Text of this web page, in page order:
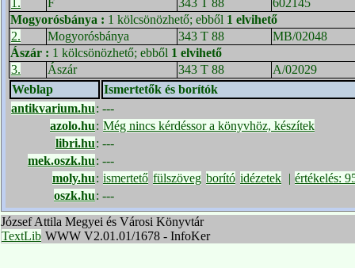
Mogyorósbánya : 1 kölcsönözhető; ebből 1 elvihető
2.
Mogyorósbánya 343 T 88
MB/02048
Ászár : 1 kölcsönözhető; ebből 1 elvihető
3.
Ászár 343 T 88
A/02029
Weblap
Ismertetők és borítók
antikvarium.hu: ---
azolo.hu: Még nincs kérdéssor a könyvhöz, készítek
libri.hu: ---
mek.oszk.hu: ---
moly.hu: ismertető fülszöveg borító idézetek | értékelés:
oszk.hu: ---
József Attila Megyei és Városi Könyvtár
TextLib WWW V2.01.01/1678 - InfoKer